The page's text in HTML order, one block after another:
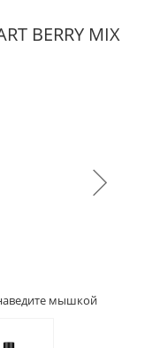
BERRY MIX
мышкой